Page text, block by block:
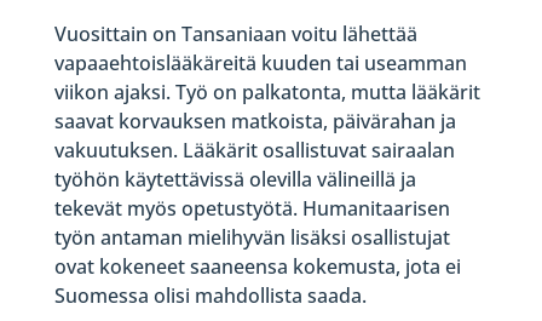
Vuosittain on Tansaniaan voitu lähettää
vapaaehtoislääkäreitä kuuden tai useamman
viikon ajaksi. Työ on palkatonta, mutta lääkärit
saavat korvauksen matkoista, päivärahan ja
vakuutuksen. Lääkärit osallistuvat sairaalan
työhön käytettävissä olevilla välineillä ja
tekevät myös opetustyötä. Humanitaarisen
työn antaman mielihyvän lisäksi osallistujat
ovat kokeneet saaneensa kokemusta, jota ei
Suomessa olisi mahdollista saada.